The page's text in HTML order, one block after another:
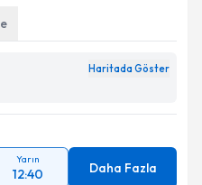
Haritada Göster
Yarın
12:40 Daha Fazla